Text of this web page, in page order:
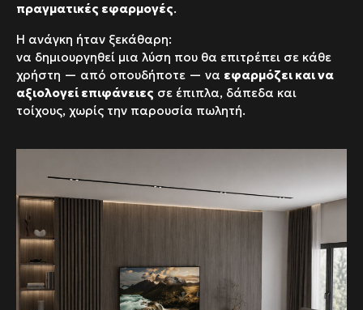
πραγματικές εφαρμογές.
Η ανάγκη ήταν ξεκάθαρη:
να δημιουργηθεί μια λύση που θα επιτρέπει σε κάθε
χρήστη — από οπουδήποτε — να εφαρμόζει και να
αξιολογεί επιφάνειες σε έπιπλα, δάπεδα και
τοίχους, χωρίς την παρουσία πωλητή.